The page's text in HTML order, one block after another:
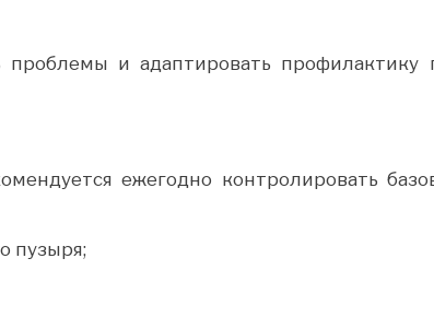
и адаптировать профилактику
ежегодно контролировать
пузыря;